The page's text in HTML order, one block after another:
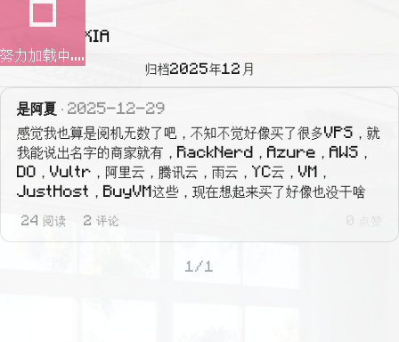
努力加载中....
归档2025年12月
是阿夏
2025-12-29
感觉我也算是阅机无数了吧，不知不觉好像买了很多VPS，就
我能说出名字的商家就有，RackNerd，Azure，AWS，
DO，Vultr，阿里云，腾讯云，雨云，YC云，VM，
JustHost，BuyVM这些，现在想起来买了好像也没干啥
24 阅读 2 评论
1/1